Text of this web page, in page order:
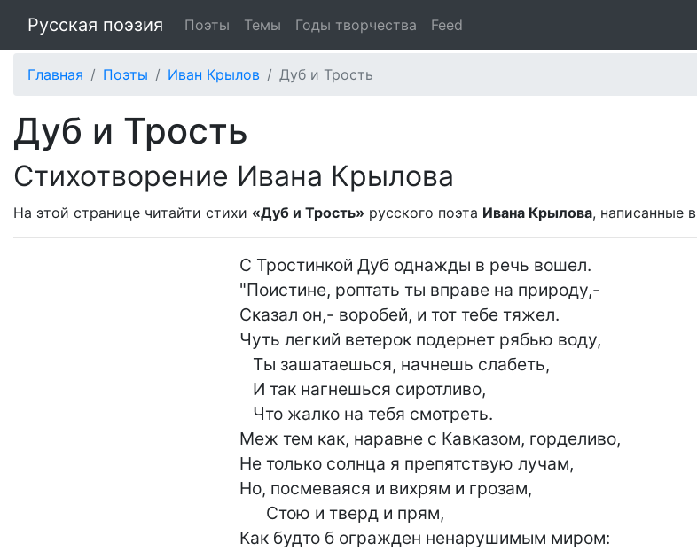
Русская поэзия Поэты Темы Годы творчества Feed
Главная Поэты Иван Крылов Дуб и Трость
Дуб и Трость
Стихотворение Ивана Крылова
На этой странице читайти стихи «Дуб и Трость» русского поэта Ивана Крылова, написанные в
С Тростинкой Дуб однажды в речь вошел.
"Поистине, роптать ты вправе на природу,-
Сказал он,- воробей, и тот тебе тяжел.
Чуть легкий ветерок подернет рябью воду,
Меж тем как, наравне с Кавказом, горделиво,
Не только солнца я препятствую лучам,
Но, посмеваяся и вихрям и грозам,
Как будто б огражден ненарушимым миром: